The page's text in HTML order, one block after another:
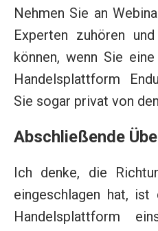
Nehmen Sie an
Experten zuhören
können, wenn Sie
Handelsplattform
Sie sogar privat von
Abschließende
Ich denke, die
eingeschlagen hat,
Handelsplattform